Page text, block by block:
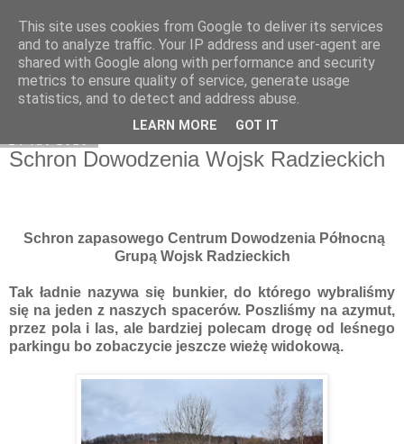
Moje miejsce
Schron Dowodzenia Wojsk Radzieckich
Schron zapasowego Centrum Dowodzenia Północną
Grupą Wojsk Radzieckich
Tak ładnie nazywa się bunkier, do którego wybraliśmy
się na jeden z naszych spacerów. Poszliśmy na azymut,
przez pola i las, ale bardziej polecam drogę od leśnego
parkingu bo zobaczycie jeszcze wieżę widokową.
This site uses cookies from Google to deliver its services
and to analyze traffic. Your IP address and user-agent are
shared with Google along with performance and security
metrics to ensure quality of service, generate usage
statistics, and to detect and address abuse.
LEARN MORE GOT IT